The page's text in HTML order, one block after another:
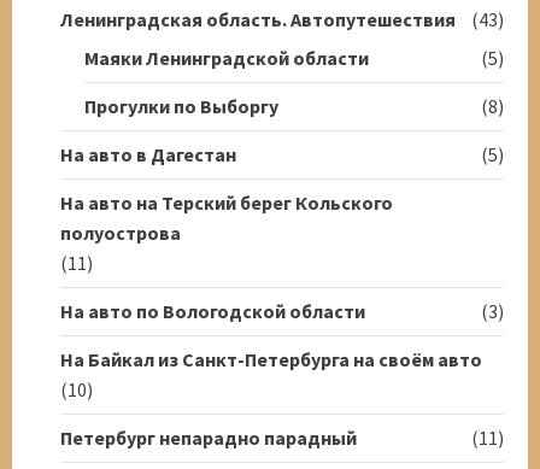
Ленинградская область. Автопутешествия
(43)
Маяки Ленинградской области
(5)
Прогулки по Выборгу
(8)
На авто в Дагестан
(5)
На авто на Терский берег Кольского
полуострова
(11)
На авто по Вологодской области
(3)
На Байкал из Санкт-Петербурга на своём авто
(10)
Петербург непарадно парадный
(11)